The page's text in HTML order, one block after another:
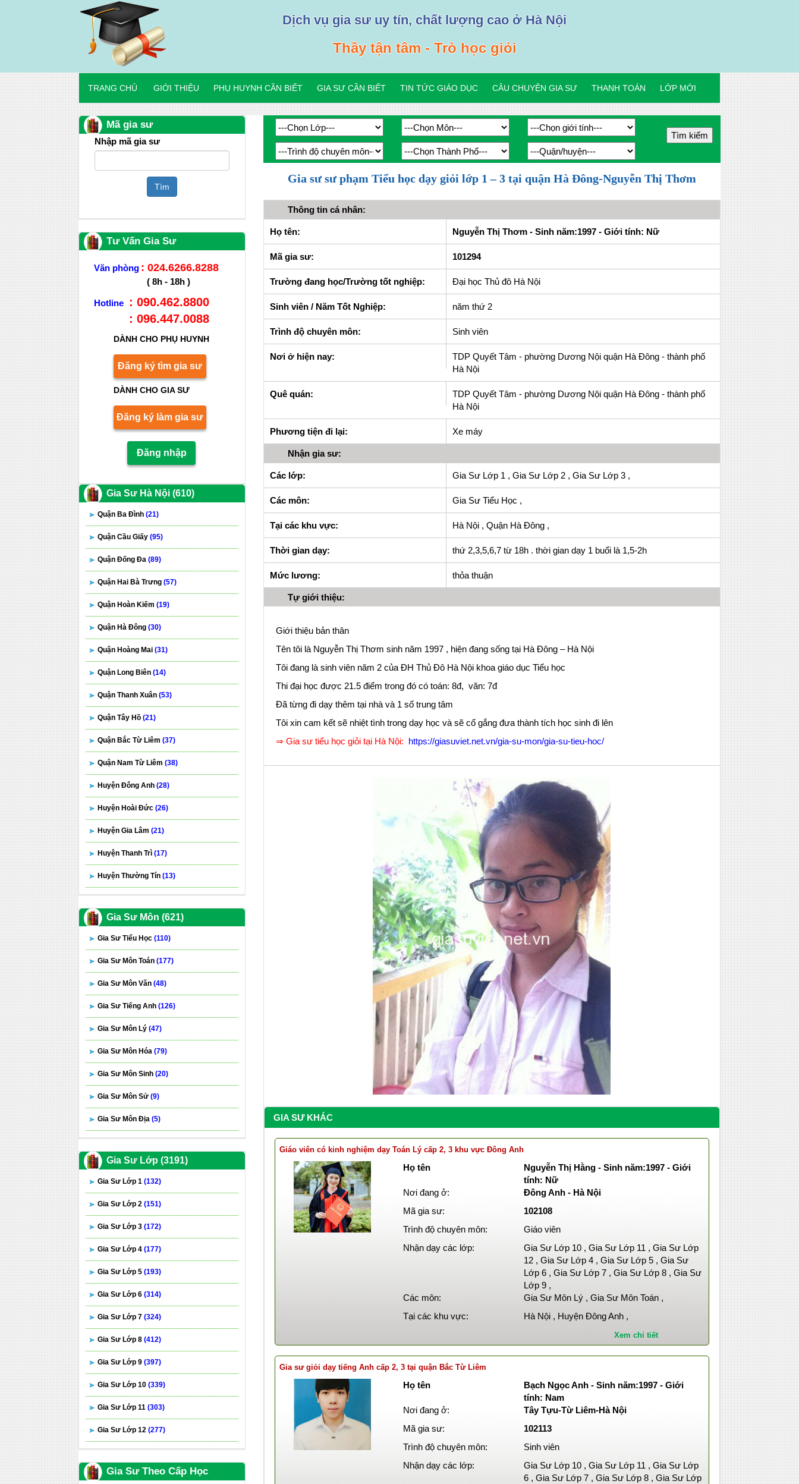
Dịch vụ gia sư uy tín, chất lượng cao ở Hà Nội
Thầy tận tâm - Trò học giỏi
TRANG CHỦ GIỚI THIỆU PHỤ HUYNH CẦN BIẾT GIA SƯ CẦN BIẾT TIN TỨC GIÁO DỤC CÂU CHUYỆN GIA SƯ THANH TOÁN LỚP MỚI
Gia sư sư phạm Tiểu học dạy giỏi lớp 1 – 3 tại quận Hà Đông-Nguyễn Thị Thơm
Thông tin cá nhân:
Họ tên: Nguyễn Thị Thơm - Sinh năm:1997 - Giới tính: Nữ
Mã gia sư: 101294
Trường đang học/Trường tốt nghiệp: Đại học Thủ đô Hà Nội
Sinh viên / Năm Tốt Nghiệp: năm thứ 2
Trình độ chuyên môn: Sinh viên
Nơi ở hiện nay:
TDP Quyết Tâm - phường Dương Nội quận Hà Đông - thành phố
Hà Nội
Quê quán:
TDP Quyết Tâm - phường Dương Nội quận Hà Đông - thành phố
Hà Nội
Phương tiện đi lại: Xe máy
Nhận gia sư:
Các lớp: Gia Sư Lớp 1 , Gia Sư Lớp 2 , Gia Sư Lớp 3 ,
Các môn: Gia Sư Tiểu Học ,
Tại các khu vực: Hà Nội , Quận Hà Đông ,
Thời gian dạy: thứ 2,3,5,6,7 từ 18h . thời gian dạy 1 buổi là 1,5-2h
Mức lương: thỏa thuận
Tự giới thiệu:
Giới thiệu bản thân
Tên tôi là Nguyễn Thị Thơm sinh năm 1997 , hiện đang sống tại Hà Đông – Hà Nội
Tôi đang là sinh viên năm 2 của ĐH Thủ Đô Hà Nội khoa giáo dục Tiểu học
Thi đại học được 21.5 điểm trong đó có toán: 8đ, văn: 7đ
Đã từng đi dạy thêm tại nhà và 1 số trung tâm
Tôi xin cam kết sẽ nhiệt tình trong dạy học và sẽ cố gắng đưa thành tích học sinh đi lên
⇒ Gia sư tiểu học giỏi tại Hà Nội: https://giasuviet.net.vn/gia-su-mon/gia-su-tieu-hoc/
GIA SƯ KHÁC
Giáo viên có kinh nghiệm dạy Toán Lý cấp 2, 3 khu vực Đông Anh
Họ tên
Nguyễn Thị Hằng - Sinh năm:1997 - Giới
tính: Nữ
Nơi đang ở:
Đông Anh - Hà Nội
Mã gia sư:
102108
Trình độ chuyên môn:
Giáo viên
Nhận dạy các lớp:
Gia Sư Lớp 10 , Gia Sư Lớp 11 , Gia Sư Lớp
12 , Gia Sư Lớp 4 , Gia Sư Lớp 5 , Gia Sư
Lớp 6 , Gia Sư Lớp 7 , Gia Sư Lớp 8 , Gia Sư
Lớp 9 ,
Các môn:
Gia Sư Môn Lý , Gia Sư Môn Toán ,
Tại các khu vực:
Hà Nội , Huyện Đông Anh ,
Xem chi tiết
Gia sư giỏi dạy tiếng Anh cấp 2, 3 tại quận Bắc Từ Liêm
Họ tên
Bạch Ngọc Anh - Sinh năm:1997 - Giới
tính: Nam
Nơi đang ở:
Tây Tựu-Từ Liêm-Hà Nội
Mã gia sư:
102113
Trình độ chuyên môn:
Sinh viên
Nhận dạy các lớp:
Gia Sư Lớp 10 , Gia Sư Lớp 11 , Gia Sư Lớp
6 , Gia Sư Lớp 7 , Gia Sư Lớp 8 , Gia Sư Lớp
Mã gia sư
Nhập mã gia sư
Tìm
Tư Vấn Gia Sư
Văn phòng : 024.6266.8288
( 8h - 18h )
Hotline
: 090.462.8800
: 096.447.0088
DÀNH CHO PHỤ HUYNH
Đăng ký tìm gia sư
DÀNH CHO GIA SƯ
Đăng ký làm gia sư
Đăng nhập
Gia Sư Hà Nội (610)
Quận Ba Đình (21)
Quận Cầu Giấy (95)
Quận Đống Đa (89)
Quận Hai Bà Trưng (57)
Quận Hoàn Kiếm (19)
Quận Hà Đông (30)
Quận Hoàng Mai (31)
Quận Long Biên (14)
Quận Thanh Xuân (53)
Quận Tây Hồ (21)
Quận Bắc Từ Liêm (37)
Quận Nam Từ Liêm (38)
Huyện Đông Anh (28)
Huyện Hoài Đức (26)
Huyện Gia Lâm (21)
Huyện Thanh Trì (17)
Huyện Thường Tín (13)
Gia Sư Môn (621)
Gia Sư Tiểu Học (110)
Gia Sư Môn Toán (177)
Gia Sư Môn Văn (48)
Gia Sư Tiếng Anh (126)
Gia Sư Môn Lý (47)
Gia Sư Môn Hóa (79)
Gia Sư Môn Sinh (20)
Gia Sư Môn Sử (9)
Gia Sư Môn Địa (5)
Gia Sư Lớp (3191)
Gia Sư Lớp 1 (132)
Gia Sư Lớp 2 (151)
Gia Sư Lớp 3 (172)
Gia Sư Lớp 4 (177)
Gia Sư Lớp 5 (193)
Gia Sư Lớp 6 (314)
Gia Sư Lớp 7 (324)
Gia Sư Lớp 8 (412)
Gia Sư Lớp 9 (397)
Gia Sư Lớp 10 (339)
Gia Sư Lớp 11 (303)
Gia Sư Lớp 12 (277)
Gia Sư Theo Cấp Học